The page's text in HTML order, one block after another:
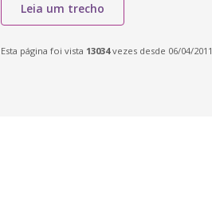
Leia um trecho
Esta página foi vista 13034vezes desde 06/04/2011